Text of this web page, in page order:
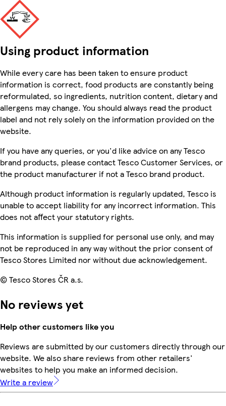
Using product information
While every care has been taken to ensure product
information is correct, food products are constantly being
reformulated, so ingredients, nutrition content, dietary and
allergens may change. You should always read the product
label and not rely solely on the information provided on the
website.
If you have any queries, or you'd like advice on any Tesco
brand products, please contact Tesco Customer Services, or
the product manufacturer if not a Tesco brand product.
Although product information is regularly updated, Tesco is
unable to accept liability for any incorrect information. This
does not affect your statutory rights.
This information is supplied for personal use only, and may
not be reproduced in any way without the prior consent of
Tesco Stores Limited nor without due acknowledgement.
© Tesco Stores ČR a.s.
No reviews yet
Help other customers like you
Reviews are submitted by our customers directly through our
website. We also share reviews from other retailers'
websites to help you make an informed decision.
Write a review